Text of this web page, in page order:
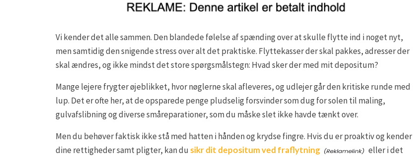
Vi kender det alle sammen. Den blandede følelse af spænding over at skulle flytte ind i noget nyt,
men samtidig den snigende stress over alt det praktiske. Flyttekasser der skal pakkes, adresser der
skal ændres, og ikke mindst det store spørgsmålstegn: Hvad sker der med mit depositum?
Mange lejere frygter øjeblikket, hvor nøglerne skal afleveres, og udlejer går den kritiske runde med
lup. Det er ofte her, at de opsparede penge pludselig forsvinder som dug for solen til maling,
gulvafslibning og diverse småreparationer, som du måske slet ikke havde tænkt over.
Men du behøver faktisk ikke stå med hatten i hånden og krydse fingre. Hvis du er proaktiv og kender
dine rettigheder samt pligter, kan du sikr dit depositum ved fraflytning
eller i det